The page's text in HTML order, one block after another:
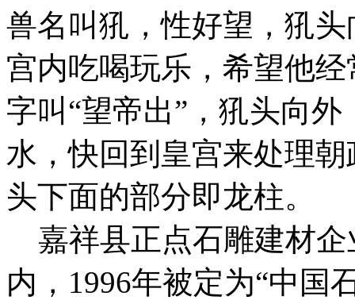
兽名叫犼，性好望，犼
宫内吃喝玩乐，希望他
字叫“望帝出”，犼头向
水，快回到皇宫来处理
头下面的部分即龙柱。
嘉祥县正点石雕建材企
内，1996年被定为“中国